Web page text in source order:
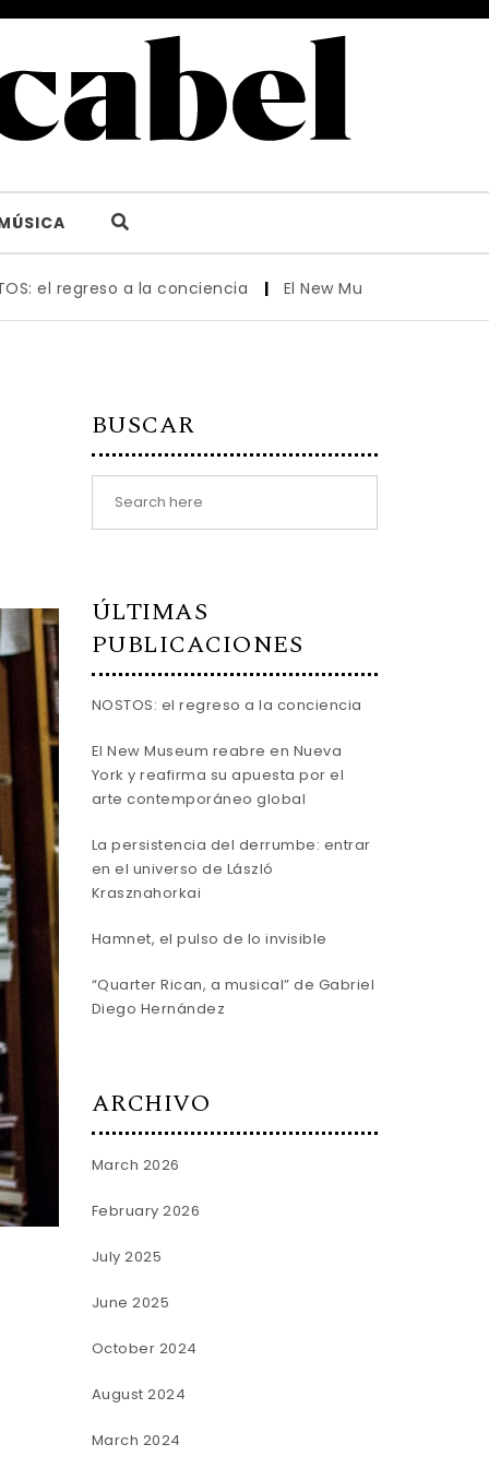
a la conciencia | El New Museum reabre en
BUSCAR
ÚLTIMAS
PUBLICACIONES
NOSTOS: el regreso a la conciencia
El New Museum reabre en Nueva
York y reafirma su apuesta por el
arte contemporáneo global
La persistencia del derrumbe: entrar
en el universo de László
Krasznahorkai
Hamnet, el pulso de lo invisible
“Quarter Rican, a musical” de Gabriel
Diego Hernández
ARCHIVO
March 2026
February 2026
July 2025
June 2025
October 2024
August 2024
March 2024